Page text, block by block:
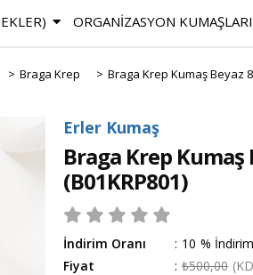
ORGANİZASYON KUMAŞLARI
> Braga Krep > Braga Krep Kumaş Beyaz
Erler Kumaş
Braga Krep Kumaş
(B01KRP801)
İndirim Oranı : %
10
İndirim
Fiyat
: ₺500,00